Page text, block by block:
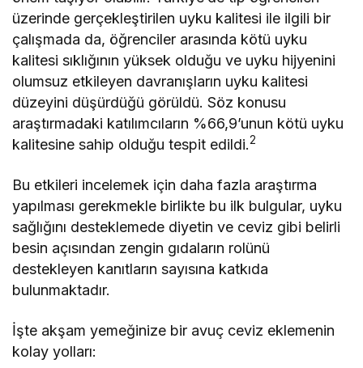
üzerinde gerçekleştirilen uyku kalitesi ile ilgili bir
çalışmada da, öğrenciler arasında kötü uyku
kalitesi sıklığının yüksek olduğu ve uyku hijyenini
olumsuz etkileyen davranışların uyku kalitesi
düzeyini düşürdüğü görüldü. Söz konusu
araştırmadaki katılımcıların %66,9’unun kötü uyku
kalitesine sahip olduğu tespit edildi.2
Bu etkileri incelemek için daha fazla araştırma
yapılması gerekmekle birlikte bu ilk bulgular, uyku
sağlığını desteklemede diyetin ve ceviz gibi belirli
besin açısından zengin gıdaların rolünü
destekleyen kanıtların sayısına katkıda
bulunmaktadır.
İşte akşam yemeğinize bir avuç ceviz eklemenin
kolay yolları: